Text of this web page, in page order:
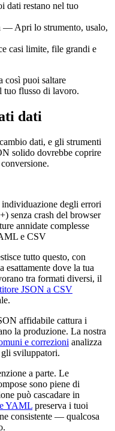
restano nel tuo
— Apri lo strumento, usalo,
casi limite, file grandi e
così puoi saltare
tuo flusso di lavoro.
dati
dati, e gli strumenti
solido dovrebbe coprire
degli errori
senza crash del browser
annidate complesse
e CSV
tutto questo, con
esattamente dove la tua
tra formati diversi, il
JSON a CSV
affidabile cattura i
la produzione. La nostra
e correzioni analizza
sviluppatori.
a parte. Le
sono piene di
può cascadare in
YAML preserva i tuoi
consistente — qualcosa